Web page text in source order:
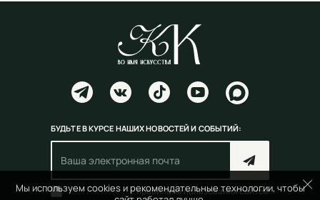
Мы используем cookies и рекомендательные технологии, чтобы
БУДЬТЕ В КУРСЕ НАШИХ НОВОСТЕЙ И СОБЫТИЙ:
Согласен(на) справилами пользования сайтом